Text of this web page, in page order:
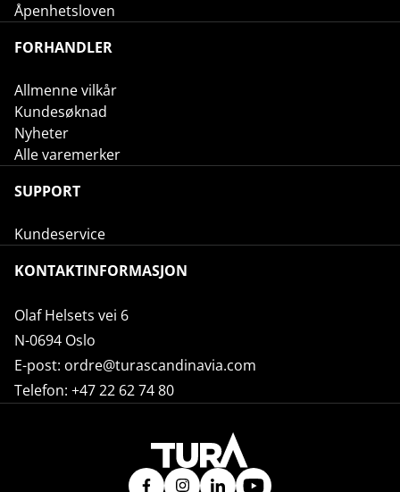
Åpenhetsloven
FORHANDLER
Allmenne vilkår
Kundesøknad
Nyheter
Alle varemerker
SUPPORT
Kundeservice
KONTAKTINFORMASJON
Olaf Helsets vei 6
N-0694 Oslo
E-post: ordre@turascandinavia.com
Telefon: +47 22 62 74 80